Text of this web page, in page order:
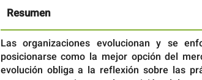
Resumen
Las organizaciones evolucionan y se
posicionarse como la mejor opción del
evolución obliga a la reflexión sobre las